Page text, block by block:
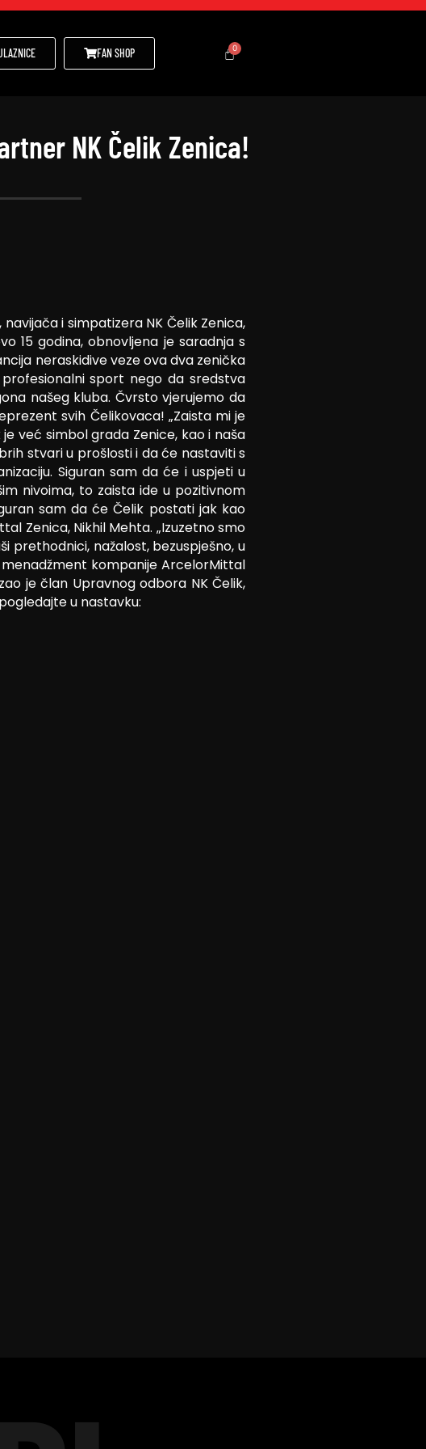
FAN SHOP
NK Čelik Zenica!
i simpatizera NK Čelik Zenica,
15 godina, obnovljena je saradnja s
neraskidive veze ova dva zenička
sport nego da sredstva
našeg kluba. Čvrsto vjerujemo da
svih Čelikovaca! „Zaista mi je
već simbol grada Zenice, kao i naša
stvari u prošlosti i da će nastaviti s
Siguran sam da će i uspjeti u
nivoima, to zaista ide u pozitivnom
sam da će Čelik postati jak kao
Zenica, Nikhil Mehta. „Izuzetno smo
prethodnici, nažalost, bezuspješno, u
kompanije ArcelorMittal
je član Upravnog odbora NK Čelik,
u nastavku: